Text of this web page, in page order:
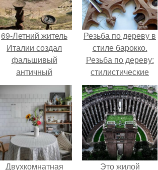
69-Летний житель
Италии создал
фальшивый
античный
амфитеатр и
долгое время
успешно выдавал
его за настоящее
историческое
наследие.
Резьба по дереву в
стиле барокко.
Резьба по дереву:
стилистические
направления и
характерные узоры.
Двухкомнатная Это жилой